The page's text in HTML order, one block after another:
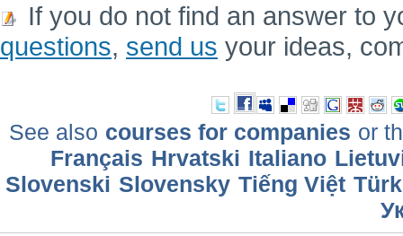
If you do not find an answer to
questions, send us your ideas,
See also courses for companies or
Français Hrvatski Italiano
Slovenski Slovensky Tiếng Việt